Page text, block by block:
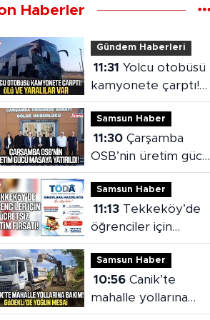
Haberler
Gündem Haberleri
11:31
kamyonete çarptı!
Ölü ve yaralılar var
Samsun Haber
11:30 Çarşamba
OSB’nin üretim gücü
masaya yatırıldı
Samsun Haber
11:13
öğrenciler için
ücretsiz eğitim
fırsatı!
Samsun Haber
10:56 Canik’te
mahalle yollarına
bakım! Gödekli’de